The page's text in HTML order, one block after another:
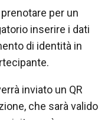
per un
inserire i dati
di identità in
inviato un QR
che sarà valido